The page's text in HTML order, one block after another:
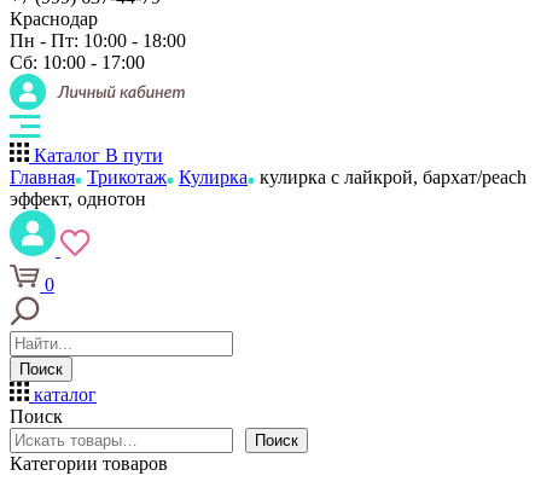
Краснодар
Пн - Пт: 10:00 - 18:00
Сб: 10:00 - 17:00
Каталог В пути
Главная Трикотаж Кулирка
кулирка с лайкрой, бархат/peach
эффект, однотон
0
Поиск
каталог
Поиск
Поиск
Категории товаров